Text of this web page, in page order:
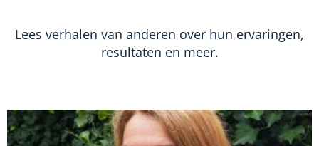
Lees verhalen van anderen over hun ervaringen,
resultaten en meer.